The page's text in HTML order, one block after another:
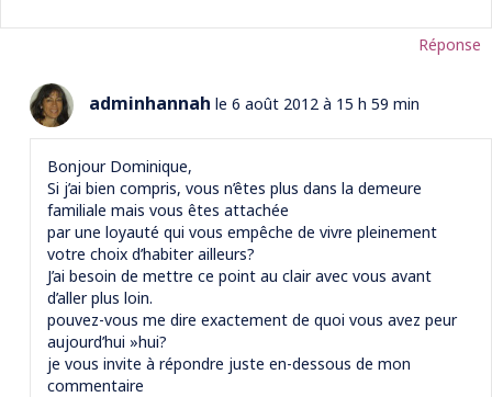
Réponse
adminhannah le 6 août 2012 à 15 h 59 min
Bonjour Dominique,
Si j’ai bien compris, vous n’êtes plus dans la demeure
familiale mais vous êtes attachée
par une loyauté qui vous empêche de vivre pleinement
votre choix d’habiter ailleurs?
J’ai besoin de mettre ce point au clair avec vous avant
d’aller plus loin.
pouvez-vous me dire exactement de quoi vous avez peur
aujourd’hui »hui?
je vous invite à répondre juste en-dessous de mon
commentaire